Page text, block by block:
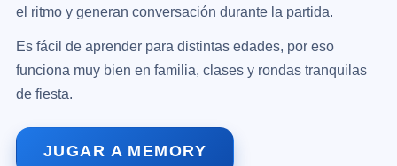
el ritmo y generan conversación durante la partida.
Es fácil de aprender para distintas edades, por eso
funciona muy bien en familia, clases y rondas tranquilas
de fiesta.
JUGAR A MEMORY